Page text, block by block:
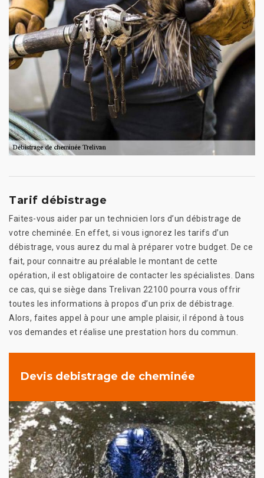
Tarif débistrage
Faites-vous aider par un technicien lors d’un débistrage de
votre cheminée. En effet, si vous ignorez les tarifs d’un
débistrage, vous aurez du mal à préparer votre budget. De ce
fait, pour connaitre au préalable le montant de cette
opération, il est obligatoire de contacter les spécialistes. Dans
ce cas, qui se siège dans Trelivan 22100 pourra vous offrir
toutes les informations à propos d’un prix de débistrage.
Alors, faites appel à pour une ample plaisir, il répond à tous
vos demandes et réalise une prestation hors du commun.
Devis debistrage de cheminée